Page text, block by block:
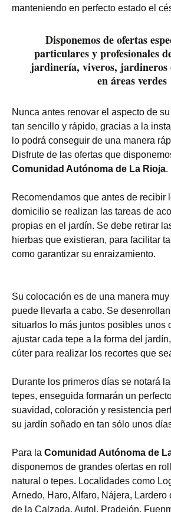
manteniendo en perfecto estado el
Disponemos de ofertas
particulares y profesionales
jardinería, viveros, jardineros
en áreas verdes
Nunca antes renovar el aspecto de
tan sencillo y rápido, gracias a la
lo podrá conseguir de una manera
Disfrute de las ofertas que
Comunidad Autónoma de La Rioja.
Recomendamos que antes de recibir
domicilio se realizan las tareas de
propias en el jardín. Se debe retirar
hierbas que existieran, para facilitar
como garantizar su enraizamiento.
Su colocación es de una manera
puede llevarla a cabo. Se
situarlos lo más juntos posibles unos
ajustar cada tepe a la forma del
cúter para realizar los recortes que
Durante los primeros días se notará
tepes, enseguida formarán un
suavidad, coloración y resistencia
su jardín soñado en tan sólo unos
Para la Comunidad Autónoma de
disponemos de grandes ofertas en
natural o tepes. Localidades como
Arnedo, Haro, Alfaro, Nájera, Lardero
de la Calzada, Autol, Pradejón,